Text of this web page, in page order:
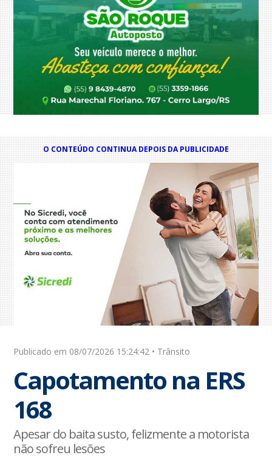
O CONTEÚDO CONTINUA DEPOIS DA PUBLICIDADE
Publicado em 08/07/2026 15:24:42 • Trânsito
Capotamento na ERS
168
Apesar do baita susto, felizmente a motorista
não sofreu lesões